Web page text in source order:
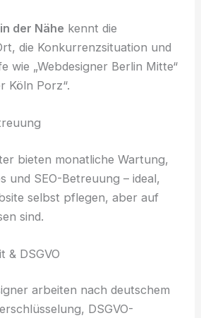
der Nähe kennt die
die Konkurrenzsituation und
wie „Webdesigner Berlin Mitte“
Köln Porz“.
bieten monatliche Wartung,
und SEO-Betreuung – ideal,
selbst pflegen, aber auf
sind.
& DSGVO
arbeiten nach deutschem
DSGVO-